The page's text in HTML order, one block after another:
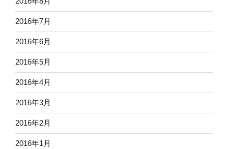
2016年7月
2016年6月
2016年5月
2016年4月
2016年3月
2016年2月
2016年1月